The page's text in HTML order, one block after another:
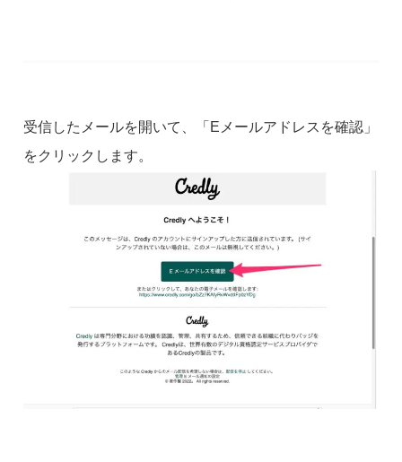
受信したメールを開いて、「Eメールアドレスを確認」
をクリックします。